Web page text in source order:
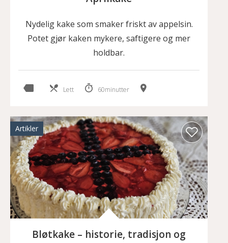
Nydelig kake som smaker friskt av appelsin.
Potet gjør kaken mykere, saftigere og mer
holdbar.
Lett 60minutter
Artikler
Bløtkake – historie, tradisjon og